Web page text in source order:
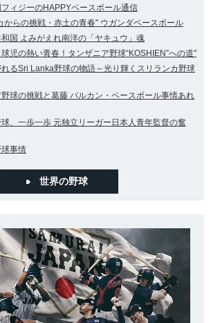
ィジーのHAPPYベースボール通信
からの挑戦・赤土の青春" ウガンダベースボール
国 よみがえれ南洋の「ヤキュウ」魂
児の熱い青春！タンザニア野球“KOSHIEN”への道"
るSri Lanka野球の物語～光り輝くスリランカ野球
球の挑戦と葛藤 バルカン・ベースボール事情あれ
、一歩一歩 元独立リーガー日本人青年監督の奮
事情
世界の野球